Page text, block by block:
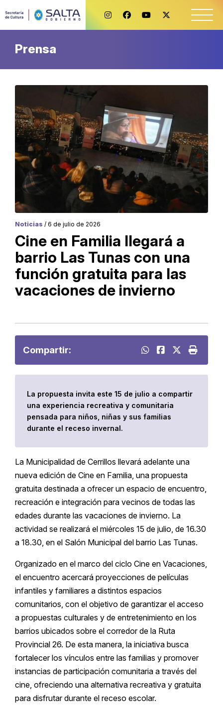
Prensa
Noticias / 6 de julio de 2026
Cine en Familia llegará a
barrio Las Tunas con una
función gratuita para las
vacaciones de invierno
Compartir:
La propuesta invita este 15 de julio a compartir
una experiencia recreativa y comunitaria
pensada para niños, niñas y sus familias
durante el receso invernal.
La Municipalidad de Cerrillos llevará adelante una
nueva edición de Cine en Familia, una propuesta
gratuita destinada a ofrecer un espacio de encuentro,
recreación e integración para vecinos de todas las
edades durante las vacaciones de invierno. La
actividad se realizará el miércoles 15 de julio, de 16.30
a 18.30, en el Salón Municipal del barrio Las Tunas.
Organizado en el marco del ciclo Cine en Vacaciones,
el encuentro acercará proyecciones de películas
infantiles y familiares a distintos espacios
comunitarios, con el objetivo de garantizar el acceso
a propuestas culturales y de entretenimiento en los
barrios ubicados sobre el corredor de la Ruta
Provincial 26. De esta manera, la iniciativa busca
fortalecer los vínculos entre las familias y promover
instancias de participación comunitaria a través del
cine, ofreciendo una alternativa recreativa y gratuita
para disfrutar durante el receso escolar.